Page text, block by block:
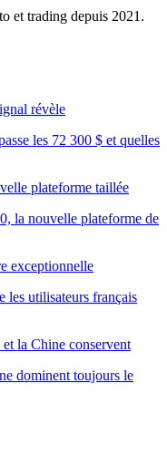
et trading depuis 2021.
révèle
les 72 300 $ et quelles
plateforme taillée
la nouvelle plateforme de
exceptionnelle
les utilisateurs français
la Chine conservent
dominent toujours le